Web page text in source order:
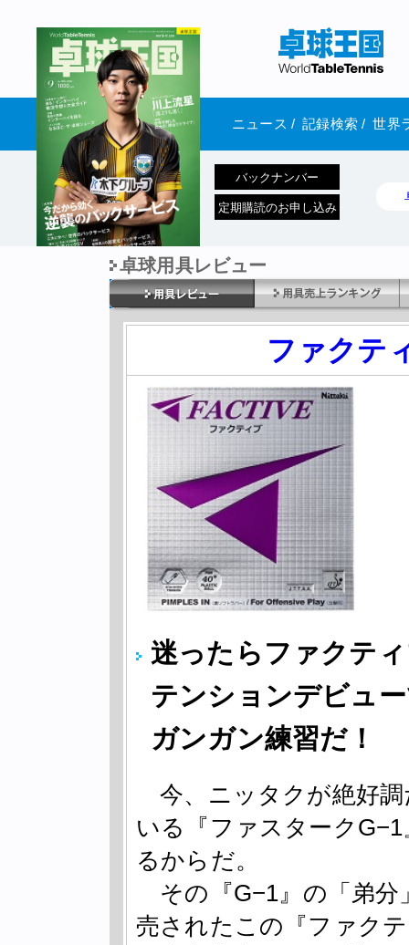
ニュース / 記録検索 / 世界
1970年1月01日 発売
バックナンバー
定期購読のお申し込み
卓球用具レビュー
ファクテ
迷ったらファクテ
テンションデビュ
ガンガン練習だ！
今、ニッタクが絶好調
いる『ファスターク
るからだ。
その『G−1』の「弟分
売されたこの『ファク